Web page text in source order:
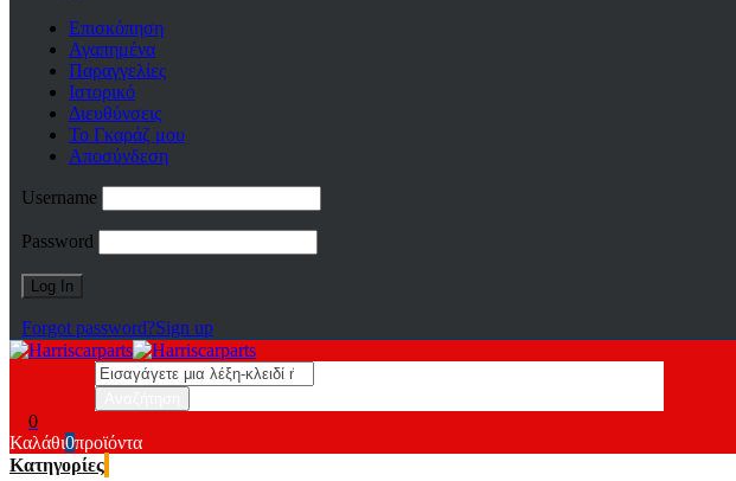
Επισκόπηση
Αγαπημένα
Παραγγελίες
Ιστορικό
Διευθύνσεις
Το Γκαράζ μου
Αποσύνδεση
Username
Password
Forgot password?Sign up
0
Καλάθι0προϊόντα
Κατηγορίες